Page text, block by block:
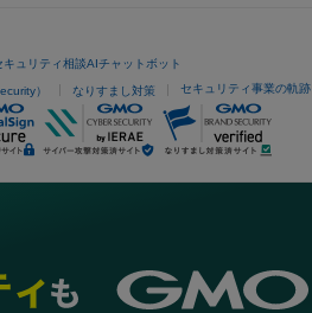
キュリティ相談AIチャットボット
） なりすまし対策 セキュリティ事業の軌跡